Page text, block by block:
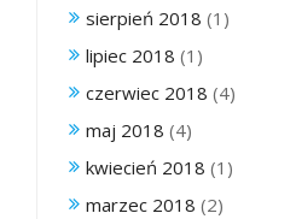
sierpień 2018 (1)
lipiec 2018 (1)
czerwiec 2018 (4)
maj 2018 (4)
kwiecień 2018 (1)
marzec 2018 (2)